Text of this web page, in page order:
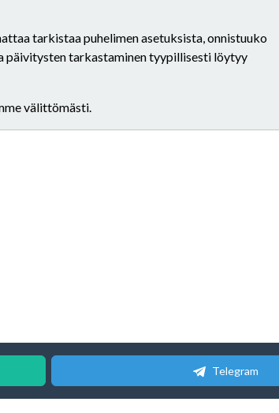
tarkistaa puhelimen asetuksista, onnistuuko
päivitysten tarkastaminen tyypillisesti löytyy
välittömästi.
Telegram